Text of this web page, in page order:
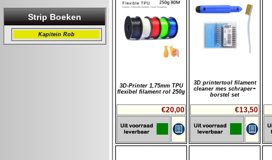
Strip Boeken
Kapitein Rob
3D-Printer 1,75mm TPU
flexibel filament rol 250g
€20,00
3D printertool filament
cleaner mes schraper+
borstel set
€13,50